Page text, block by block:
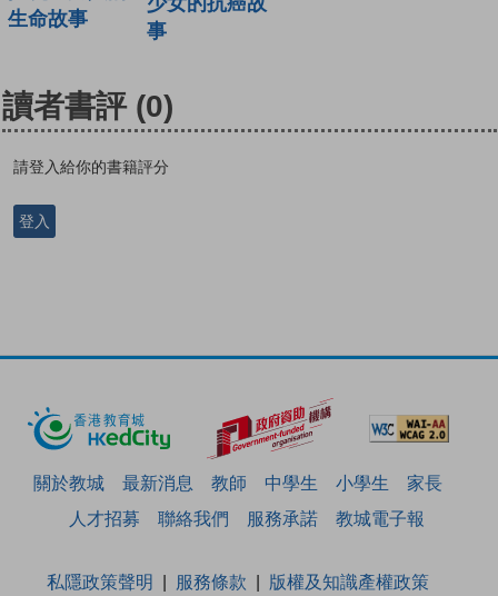
生命故事
事
讀者書評 (0)
請登入給你的書籍評分
登入
關於教城 最新消息 教師 中學生 小學生
家長
人才招募
聯絡我們 服務承諾 教城電子報
私隱政策聲明 服務條款
版權及知識產權政策